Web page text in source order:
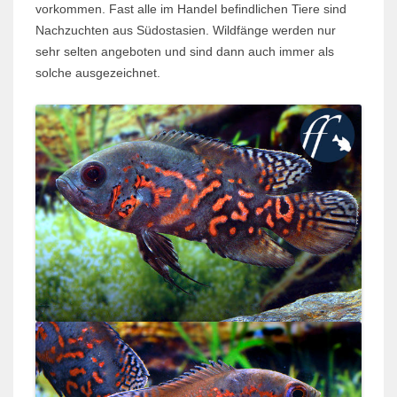
vorkommen. Fast alle im Handel befindlichen Tiere sind
Nachzuchten aus Südostasien. Wildfänge werden nur
sehr selten angeboten und sind dann auch immer als
solche ausgezeichnet.